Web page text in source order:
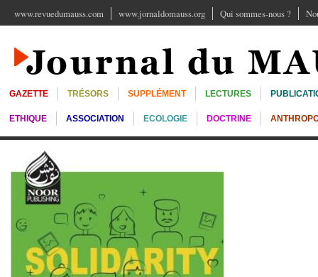
www.revuedumauss.com www.jornaldomauss.org Qui sommes-nous ?
GAZETTE TRÉSORS SUPPLÉMENT LECTURES
ETHIQUE ASSOCIATION ECOLOGIE DOCTRINE